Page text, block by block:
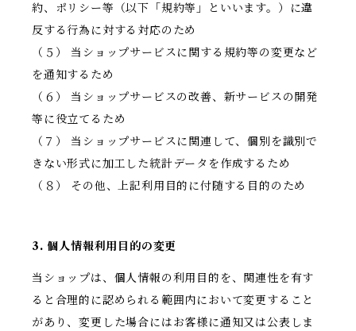
約、ポリシー等（以下「規約等」といいます。）に違
反する行為に対する対応のため
（５） 当ショップサービスに関する規約等の変更など
を通知するため
（６） 当ショップサービスの改善、新サービスの開発
等に役立てるため
（７） 当ショップサービスに関連して、個別を識別で
きない形式に加工した統計データを作成するため
（８） その他、上記利用目的に付随する目的のため
3. 個人情報利用目的の変更
当ショップは、個人情報の利用目的を、関連性を有す
ると合理的に認められる範囲内において変更すること
があり、変更した場合にはお客様に通知又は公表しま